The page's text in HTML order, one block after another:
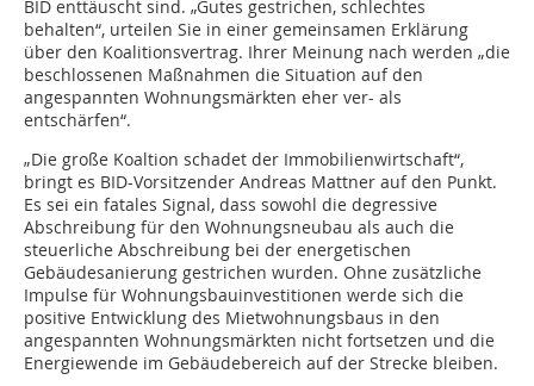
BID enttäuscht sind. „Gutes gestrichen, schlechtes
behalten“, urteilen Sie in einer gemeinsamen Erklärung
über den Koalitionsvertrag. Ihrer Meinung nach werden „die
beschlossenen Maßnahmen die Situation auf den
angespannten Wohnungsmärkten eher ver- als
entschärfen“.
„Die große Koaltion schadet der Immobilienwirtschaft“,
bringt es BID-Vorsitzender Andreas Mattner auf den Punkt.
Es sei ein fatales Signal, dass sowohl die degressive
Abschreibung für den Wohnungsneubau als auch die
steuerliche Abschreibung bei der energetischen
Gebäudesanierung ge­­strichen wurden. Ohne zusätzliche
Impulse für Wohnungsbauinvestitionen werde sich die
positive Entwicklung des Miet­­woh­nungsbaus in den
angespannten Woh­­nungsmärkten nicht fortsetzen und die
Energiewende im Gebäudebereich auf der Strecke bleiben.